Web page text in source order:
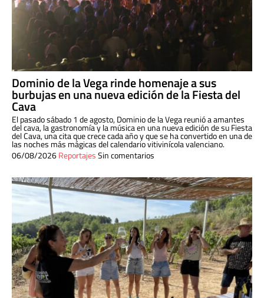
Dominio de la Vega rinde homenaje a sus
burbujas en una nueva edición de la Fiesta del
Cava
El pasado sábado 1 de agosto, Dominio de la Vega reunió a amantes
del cava, la gastronomía y la música en una nueva edición de su Fiesta
del Cava, una cita que crece cada año y que se ha convertido en una de
las noches más mágicas del calendario vitivinícola valenciano.
06/08/2026ReportajesSin comentarios